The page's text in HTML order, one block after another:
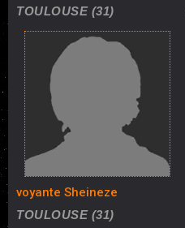
TOULOUSE (31)
voyante Sheineze
TOULOUSE (31)